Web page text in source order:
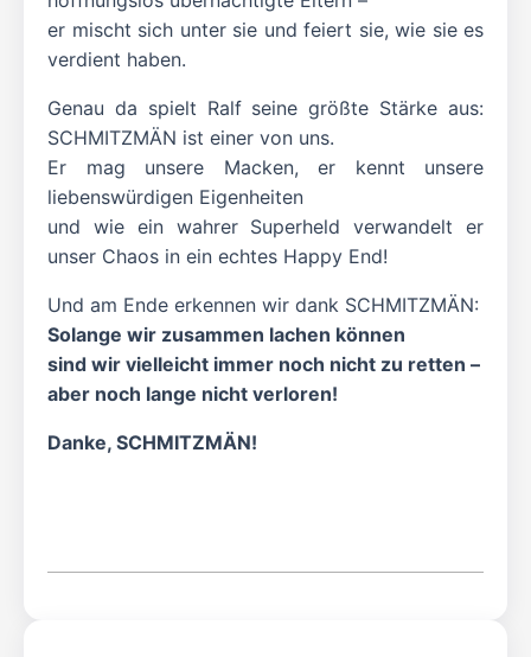
er mischt sich unter sie und feiert sie, wie sie es
verdient haben.
Genau da spielt Ralf seine größte Stärke aus:
SCHMITZMÄN ist einer von uns.
Er mag unsere Macken, er kennt unsere
liebenswürdigen Eigenheiten
und wie ein wahrer Superheld verwandelt er
unser Chaos in ein echtes Happy End!
Und am Ende erkennen wir dank SCHMITZMÄN:
Solange wir zusammen lachen können
sind wir vielleicht immer noch nicht zu retten –
aber noch lange nicht verloren!
Danke, SCHMITZMÄN!